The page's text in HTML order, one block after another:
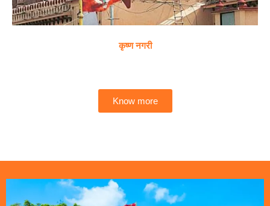
कृष्ण नगरी
Know more